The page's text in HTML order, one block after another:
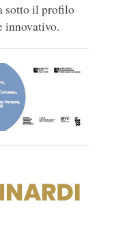
sotto il profilo
innovativo.